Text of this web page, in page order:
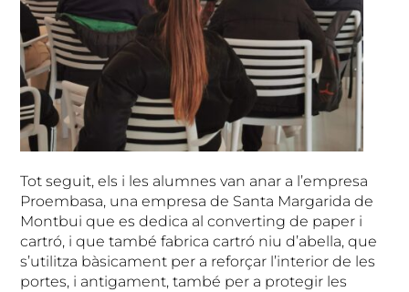
Tot seguit, els i les alumnes van anar a l’empresa
Proembasa, una empresa de Santa Margarida de
Montbui que es dedica al converting de paper i
cartró, i que també fabrica cartró niu d’abella, que
s’utilitza bàsicament per a reforçar l’interior de les
portes, i antigament, també per a protegir les